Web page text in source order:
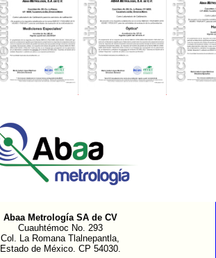
Abaa Metrología SA de CV
Cuauhtémoc No. 293
Col. La Romana Tlalnepantla,
Estado de México. CP 54030.